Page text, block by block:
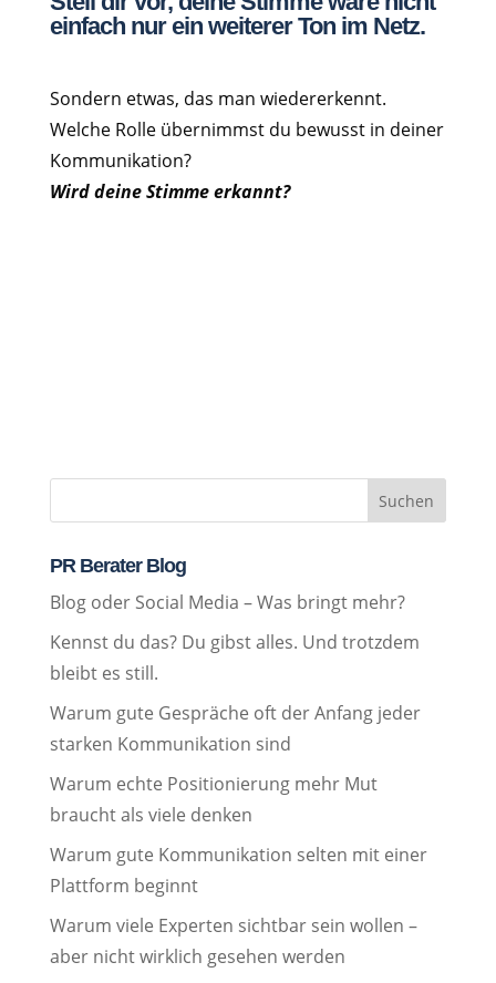
einfach nur ein weiterer Ton im Netz.
Sondern etwas, das man wiedererkennt.
Welche Rolle übernimmst du bewusst in deiner
Kommunikation?
Wird deine Stimme erkannt?
Suchen
PR Berater Blog
Blog oder Social Media – Was bringt mehr?
Kennst du das? Du gibst alles. Und trotzdem
bleibt es still.
Warum gute Gespräche oft der Anfang jeder
starken Kommunikation sind
Warum echte Positionierung mehr Mut
braucht als viele denken
Warum gute Kommunikation selten mit einer
Plattform beginnt
Warum viele Experten sichtbar sein wollen –
aber nicht wirklich gesehen werden